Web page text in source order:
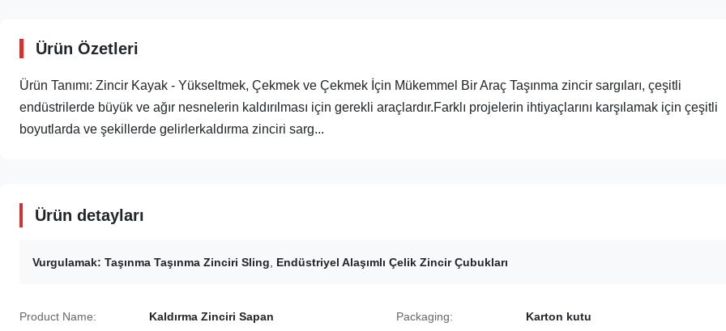
Ürün Özetleri
Ürün Tanımı: Zincir Kayak - Yükseltmek, Çekmek ve Çekmek İçin Mükemmel Bir Araç Taşınma zincir sargıları, çeşitli
endüstrilerde büyük ve ağır nesnelerin kaldırılması için gerekli araçlardır.Farklı projelerin ihtiyaçlarını karşılamak için çeşitli
boyutlarda ve şekillerde gelirlerkaldırma zinciri sarg...
Ürün detayları
Vurgulamak: Taşınma Taşınma Zinciri Sling Endüstriyel Alaşımlı Çelik Zincir Çubukları
Product Name: Kaldırma Zinciri Sapan Packaging: Karton kutu